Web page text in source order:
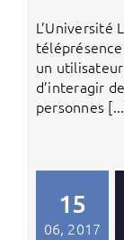
L’Université
un
d’interagir
personnes
15
06, 2017